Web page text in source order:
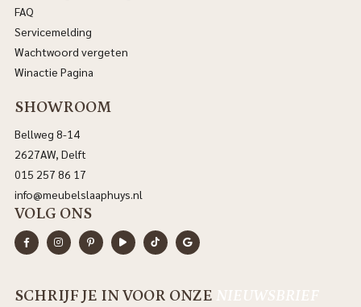
FAQ
Servicemelding
Wachtwoord vergeten
Winactie Pagina
SHOWROOM
Bellweg 8-14
2627AW, Delft
015 257 86 17
info@meubelslaaphuys.nl
VOLG ONS
SCHRIJF JE IN VOOR ONZE NIEUWSBRIEF